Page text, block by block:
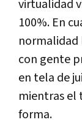
virtualidad
100%. En
normalidad
con gente
en tela de
mientras el
forma.